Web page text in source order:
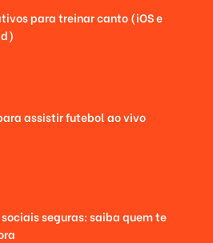
para treinar canto (iOS e
assistir futebol ao vivo
sociais seguras: saiba quem te